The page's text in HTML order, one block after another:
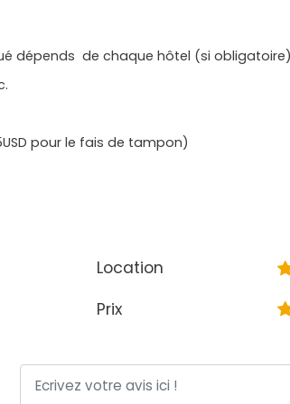
dépends de chaque hôtel (si
pour le fais de tampon)
Location
Prix